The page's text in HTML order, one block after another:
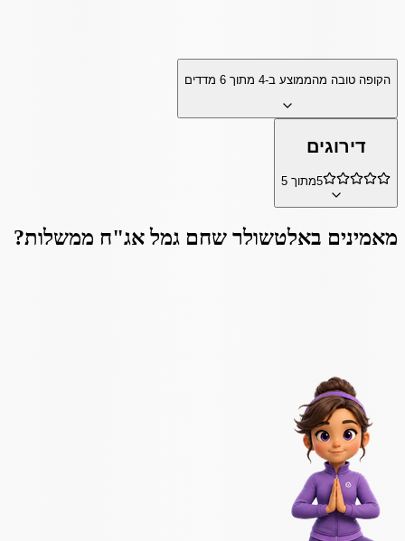
הקופה טובה מהממוצע ב-4 מתוך 6 מדדים
דירוגים
5מתוך 5
מאמינים באלטשולר שחם גמל אג"ח ממשלות?